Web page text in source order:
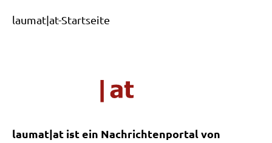
laumat|at-Startseite
laumat|at ist ein Nachrichtenportal von